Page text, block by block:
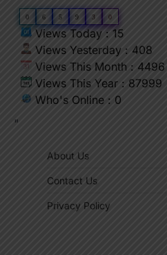
0 6 5 9 3 0
Views Today : 15
Views Yesterday : 408
Views This Month : 4496
Views This Year : 87999
Who's Online : 0
"
About Us
Contact Us
Privacy Policy